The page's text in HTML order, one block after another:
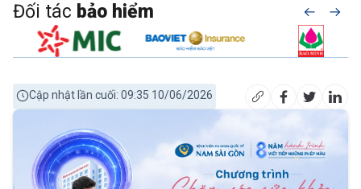
Đối tác bảo hiểm
Cập nhật lần cuối: 09:35 10/06/2026